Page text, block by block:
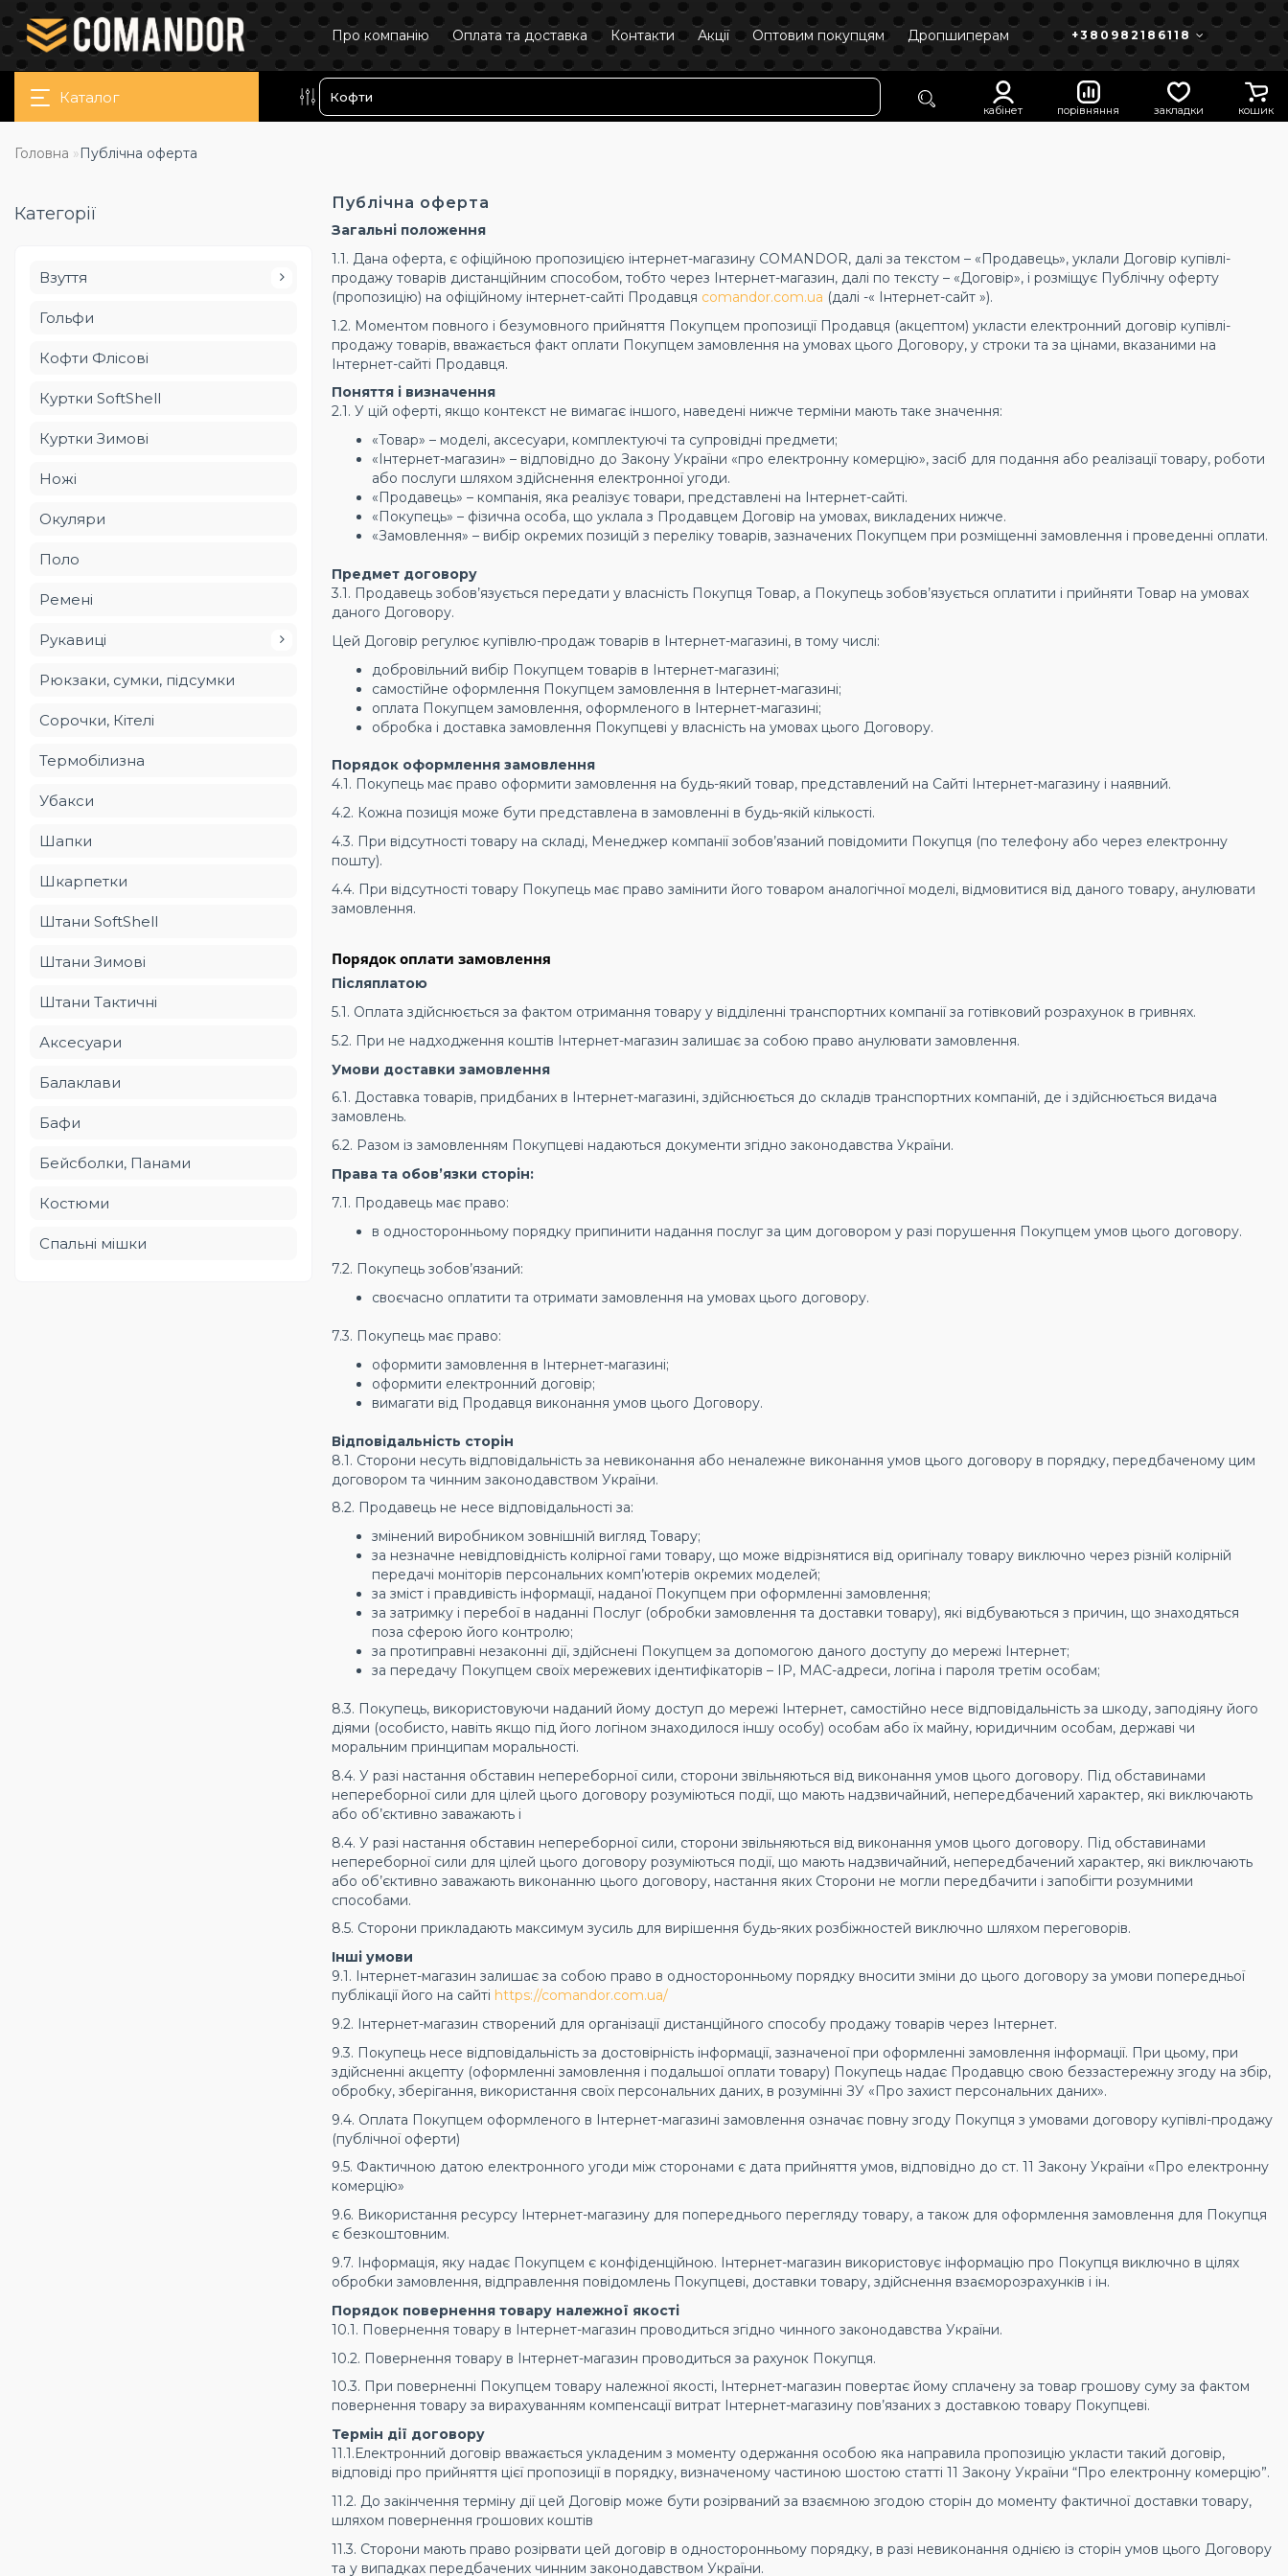
Про компанію Оплата та доставка Контакти Акції Оптовим покупцям Дропшиперам +380982186118
Каталог
кабінет порівняння закладки кошик
Головна Публічна оферта
Категорії
Взуття
Гольфи
Кофти Флісові
Куртки SoftShell
Куртки Зимові
Ножі
Окуляри
Поло
Ремені
Рукавиці
Рюкзаки, сумки, підсумки
Сорочки, Кітелі
Термобілизна
Убакси
Шапки
Шкарпетки
Штани SoftShell
Штани Зимові
Штани Тактичні
Аксесуари
Балаклави
Бафи
Бейсболки, Панами
Костюми
Спальні мішки
Публічна оферта
Загальні положення
1.1. Дана оферта, є офіційною пропозицією інтернет-магазину COMANDOR, далі за текстом – «Продавець», уклали Договір купівлі-
продажу товарів дистанційним способом, тобто через Інтернет-магазин, далі по тексту – «Договір», і розміщує Публічну оферту
(пропозицію) на офіційному інтернет-сайті Продавця comandor.com.ua (далі -« Інтернет-сайт »).
1.2. Моментом повного і безумовного прийняття Покупцем пропозиції Продавця (акцептом) укласти електронний договір купівлі-
продажу товарів, вважається факт оплати Покупцем замовлення на умовах цього Договору, у строки та за цінами, вказаними на
Інтернет-сайті Продавця.
Поняття і визначення
2.1. У цій оферті, якщо контекст не вимагає іншого, наведені нижче терміни мають таке значення:
«Товар» – моделі, аксесуари, комплектуючі та супровідні предмети;
«Інтернет-магазин» – відповідно до Закону України «про електронну комерцію», засіб для подання або реалізації товару, роботи
або послуги шляхом здійснення електронної угоди.
«Продавець» – компанія, яка реалізує товари, представлені на Інтернет-сайті.
«Покупець» – фізична особа, що уклала з Продавцем Договір на умовах, викладених нижче.
«Замовлення» – вибір окремих позицій з переліку товарів, зазначених Покупцем при розміщенні замовлення і проведенні оплати.
Предмет договору
3.1. Продавець зобов’язується передати у власність Покупця Товар, а Покупець зобов’язується оплатити і прийняти Товар на умовах
даного Договору.
Цей Договір регулює купівлю-продаж товарів в Інтернет-магазині, в тому числі:
добровільний вибір Покупцем товарів в Інтернет-магазині;
самостійне оформлення Покупцем замовлення в Інтернет-магазині;
оплата Покупцем замовлення, оформленого в Інтернет-магазині;
обробка і доставка замовлення Покупцеві у власність на умовах цього Договору.
Порядок оформлення замовлення
4.1. Покупець має право оформити замовлення на будь-який товар, представлений на Сайті Інтернет-магазину і наявний.
4.2. Кожна позиція може бути представлена ​​в замовленні в будь-якій кількості.
4.3. При відсутності товару на складі, Менеджер компанії зобов’язаний повідомити Покупця (по телефону або через електронну
пошту).
4.4. При відсутності товару Покупець має право замінити його товаром аналогічної моделі, відмовитися від даного товару, анулювати
замовлення.
Порядок оплати замовлення
Післяплатою
5.1. Оплата здійснюється за фактом отримання товару у відділенні транспортних компанії за готівковий розрахунок в гривнях.
5.2. При не надходження коштів Інтернет-магазин залишає за собою право анулювати замовлення.
Умови доставки замовлення
6.1. Доставка товарів, придбаних в Інтернет-магазині, здійснюється до складів транспортних компаній, де і здійснюється видача
замовлень.
6.2. Разом із замовленням Покупцеві надаються документи згідно законодавства України.
Права та обов’язки сторін:
7.1. Продавець має право:
в односторонньому порядку припинити надання послуг за цим договором у разі порушення Покупцем умов цього договору.
7.2. Покупець зобов’язаний:
своєчасно оплатити та отримати замовлення на умовах цього договору.
7.3. Покупець має право:
оформити замовлення в Інтернет-магазині;
оформити електронний договір;
вимагати від Продавця виконання умов цього Договору.
Відповідальність сторін
8.1. Сторони несуть відповідальність за невиконання або неналежне виконання умов цього договору в порядку, передбаченому цим
договором та чинним законодавством України.
8.2. Продавець не несе відповідальності за:
змінений виробником зовнішній вигляд Товару;
за незначне невідповідність колірної гами товару, що може відрізнятися від оригіналу товару виключно через різній колірній
передачі моніторів персональних комп’ютерів окремих моделей;
за зміст і правдивість інформації, наданої Покупцем при оформленні замовлення;
за затримку і перебої в наданні Послуг (обробки замовлення та доставки товару), які відбуваються з причин, що знаходяться
поза сферою його контролю;
за протиправні незаконні дії, здійснені Покупцем за допомогою даного доступу до мережі Інтернет;
за передачу Покупцем своїх мережевих ідентифікаторів – IP, MAC-адреси, логіна і пароля третім особам;
8.3. Покупець, використовуючи наданий йому доступ до мережі Інтернет, самостійно несе відповідальність за шкоду, заподіяну його
діями (особисто, навіть якщо під його логіном знаходилося іншу особу) особам або їх майну, юридичним особам, державі чи
моральним принципам моральності.
8.4. У разі настання обставин непереборної сили, сторони звільняються від виконання умов цього договору. Під обставинами
непереборної сили для цілей цього договору розуміються події, що мають надзвичайний, непередбачений характер, які виключають
або об’єктивно заважають і
8.4. У разі настання обставин непереборної сили, сторони звільняються від виконання умов цього договору. Під обставинами
непереборної сили для цілей цього договору розуміються події, що мають надзвичайний, непередбачений характер, які виключають
або об’єктивно заважають виконанню цього договору, настання яких Сторони не могли передбачити і запобігти розумними
способами.
8.5. Сторони прикладають максимум зусиль для вирішення будь-яких розбіжностей виключно шляхом переговорів.
Інші умови
9.1. Інтернет-магазин залишає за собою право в односторонньому порядку вносити зміни до цього договору за умови попередньої
публікації його на сайті https://comandor.com.ua/
9.2. Інтернет-магазин створений для організації дистанційного способу продажу товарів через Інтернет.
9.3. Покупець несе відповідальність за достовірність інформації, зазначеної при оформленні замовлення інформації. При цьому, при
здійсненні акцепту (оформленні замовлення і подальшої оплати товару) Покупець надає Продавцю свою беззастережну згоду на збір,
обробку, зберігання, використання своїх персональних даних, в розумінні ЗУ «Про захист персональних даних».
9.4. Оплата Покупцем оформленого в Інтернет-магазині замовлення означає повну згоду Покупця з умовами договору купівлі-продажу
(публічної оферти)
9.5. Фактичною датою електронного угоди між сторонами є дата прийняття умов, відповідно до ст. 11 Закону України «Про електронну
комерцію»
9.6. Використання ресурсу Інтернет-магазину для попереднього перегляду товару, а також для оформлення замовлення для Покупця
є безкоштовним.
9.7. Інформація, яку надає Покупцем є конфіденційною. Інтернет-магазин використовує інформацію про Покупця виключно в цілях
обробки замовлення, відправлення повідомлень Покупцеві, доставки товару, здійснення взаєморозрахунків і ін.
Порядок повернення товару належної якості
10.1. Повернення товару в Інтернет-магазин проводиться згідно чинного законодавства України.
10.2. Повернення товару в Інтернет-магазин проводиться за рахунок Покупця.
10.3. При поверненні Покупцем товару належної якості, Інтернет-магазин повертає йому сплачену за товар грошову суму за фактом
повернення товару за вирахуванням компенсації витрат Інтернет-магазину пов’язаних з доставкою товару Покупцеві.
Термін дії договору
11.1.Електронний договір вважається укладеним з моменту одержання особою яка направила пропозицію укласти такий договір,
відповіді про прийняття цієї пропозиції в порядку, визначеному частиною шостою статті 11 Закону України “Про електронну комерцію”.
11.2. До закінчення терміну дії цей Договір може бути розірваний за взаємною згодою сторін до моменту фактичної доставки товару,
шляхом повернення грошових коштів
11.3. Сторони мають право розірвати цей договір в односторонньому порядку, в разі невиконання однією із сторін умов цього Договору
та у випадках передбачених чинним законодавством України.